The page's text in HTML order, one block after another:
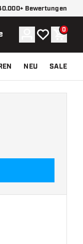
Bewertungen
Konto
Meine 0
NEU SALE